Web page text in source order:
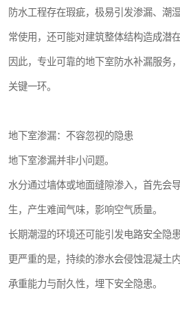
防水工程存在瑕疵，极易引发渗漏、潮
常使用，还可能对建筑整体结构造成潜在
因此，专业可靠的地下室防水补漏服务
关键一环。
地下室渗漏：不容忽视的隐患
地下室渗漏并非小问题。
水分通过墙体或地面缝隙渗入，首先会
生，产生难闻气味，影响空气质量。
长期潮湿的环境还可能引发电路安全隐
更严重的是，持续的渗水会侵蚀混凝土
承重能力与耐久性，埋下安全隐患。